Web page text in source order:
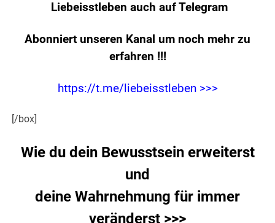
Liebeisstleben auch auf Telegram
Abonniert unseren Kanal um noch mehr zu
erfahren !!!
https://t.me/liebeisstleben >>>
[/box]
Wie du dein Bewusstsein erweiterst
und
deine Wahrnehmung für immer
veränderst >>>